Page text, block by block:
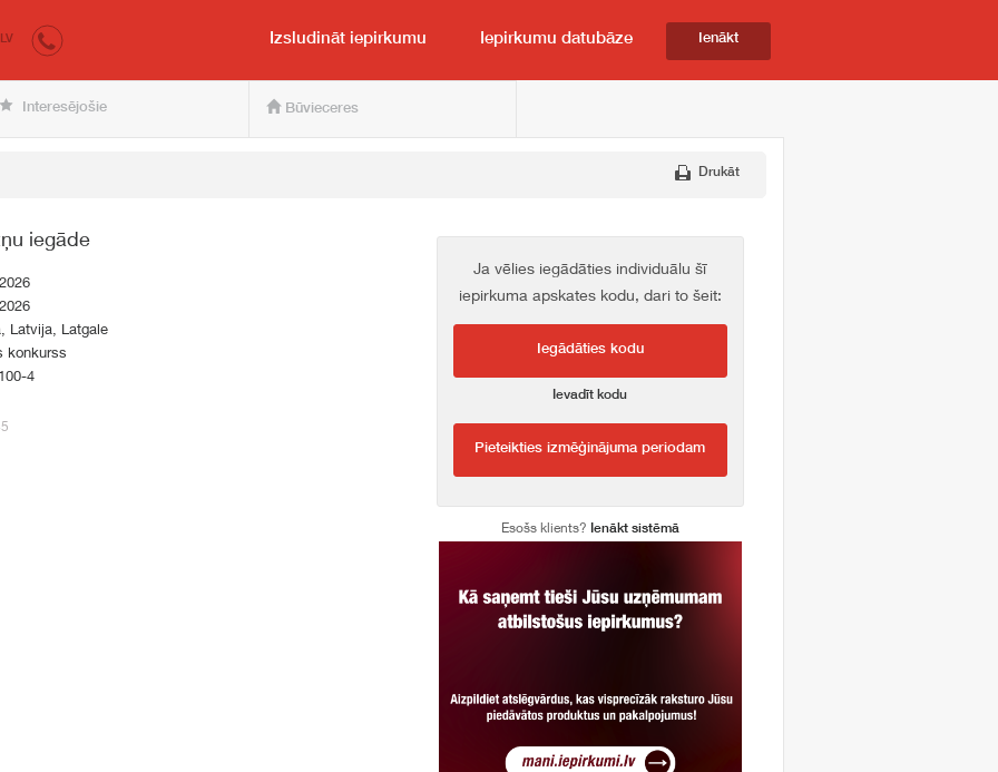
pircējam un pārdevējam
LV Izsludināt iepirkumu Iepirkumu datubāze Ienākt
Interesējošie Būvieceres
Drukāt
iegāde
Latvija, Latgale
konkurss
4
Ja vēlies iegādāties individuālu šī
iepirkuma apskates kodu, dari to šeit:
Iegādāties kodu
Ievadīt kodu
Pieteikties izmēģinājuma periodam
Esošs klients? Ienākt sistēmā